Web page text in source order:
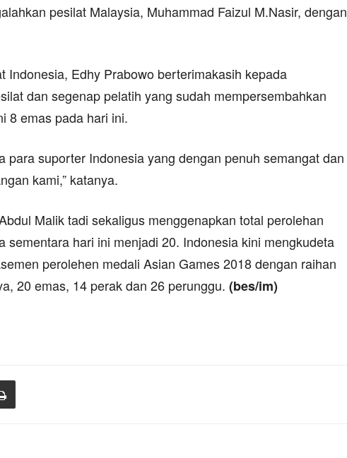
pesilat Malaysia, Muhammad Faizul M.Nasir, dengan
Indonesia, Edhy Prabowo berterimakasih kepada
dan segenap pelatih yang sudah mempersembahkan
8 emas pada hari ini.
para suporter Indonesia yang dengan penuh semangat dan
kami,” katanya.
Malik tadi sekaligus menggenapkan total perolehan
sementara hari ini menjadi 20. Indonesia kini mengkudeta
perolehen medali Asian Games 2018 dengan raihan
20 emas, 14 perak dan 26 perunggu. (bes/im)